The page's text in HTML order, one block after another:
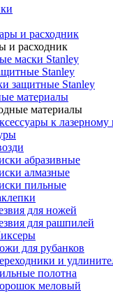
и расходник
и расходник
маски Stanley
Stanley
защитные Stanley
материалы
материалы
к лазерному
абразивные
алмазные
пильные
для ножей
для рашпилей
для рубанков
и
полотна
меловый